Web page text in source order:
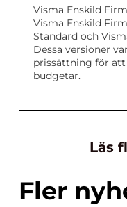
Visma Enskild
Visma Enskild
Standard och
Dessa versioner
prissättning för
budgetar.
Läs
Fler